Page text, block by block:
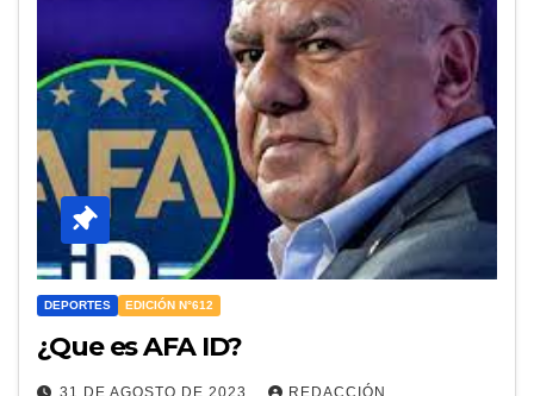
DEPORTES EDICIÓN N°612
¿Que es AFA ID?
31 DE AGOSTO DE 2023 REDACCIÓN